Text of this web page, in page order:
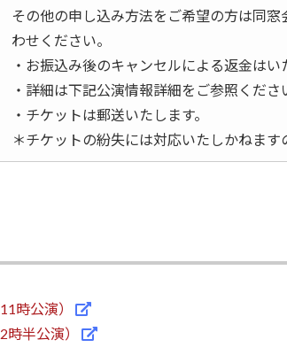
その他の申し込み方法をご希望の方は同
わせください。
・お振込み後のキャンセルによる返金はい
・詳細は下記公演情報詳細をご参照くださ
・チケットは郵送いたします。
＊チケットの紛失には対応いたしかねます
時公演）
時半公演）